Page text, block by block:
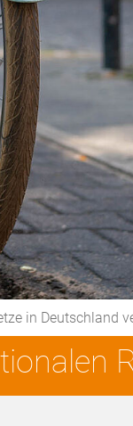
in Deutschland